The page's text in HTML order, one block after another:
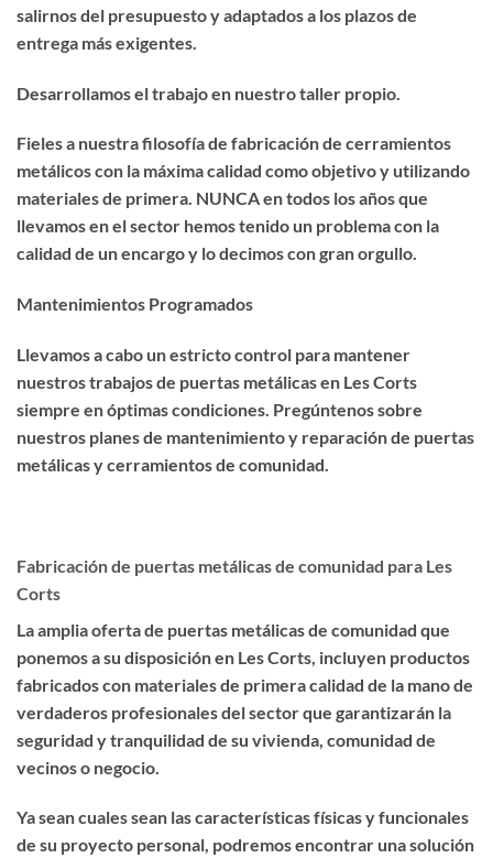
salirnos del presupuesto y adaptados a los plazos de
entrega más exigentes.
Desarrollamos el trabajo en nuestro taller propio.
Fieles a nuestra filosofía de fabricación de cerramientos
metálicos con la máxima calidad como objetivo y utilizando
materiales de primera. NUNCA en todos los años que
llevamos en el sector hemos tenido un problema con la
calidad de un encargo y lo decimos con gran orgullo.
Mantenimientos Programados
Llevamos a cabo un estricto control para mantener
nuestros trabajos de puertas metálicas en Les Corts
siempre en óptimas condiciones. Pregúntenos sobre
nuestros planes de mantenimiento y reparación de puertas
metálicas y cerramientos de comunidad.
Fabricación de puertas metálicas de comunidad para Les
Corts
La amplia oferta de puertas metálicas de comunidad que
ponemos a su disposición en Les Corts, incluyen productos
fabricados con materiales de primera calidad de la mano de
verdaderos profesionales del sector que garantizarán la
seguridad y tranquilidad de su vivienda, comunidad de
vecinos o negocio.
Ya sean cuales sean las características físicas y funcionales
de su proyecto personal, podremos encontrar una solución